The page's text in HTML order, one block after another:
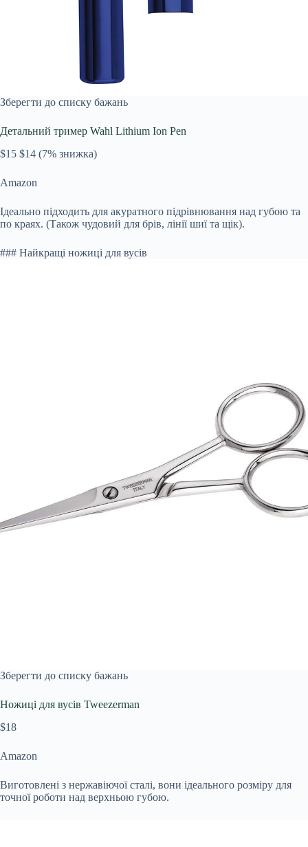
Зберегти до списку бажань
Детальний тример Wahl Lithium Ion Pen
$15 $14 (7% знижка)
Amazon
Ідеально підходить для акуратного підрівнювання над губою та
по краях. (Також чудовий для брів, лінії шиї та щік).
### Найкращі ножиці для вусів
Зберегти до списку бажань
Ножиці для вусів Tweezerman
$18
Amazon
Виготовлені з нержавіючої сталі, вони ідеального розміру для
точної роботи над верхньою губою.